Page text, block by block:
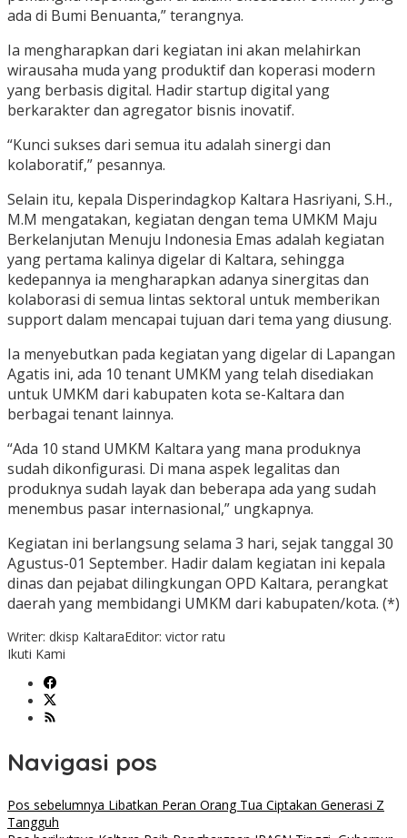
ada di Bumi Benuanta,” terangnya.
Ia mengharapkan dari kegiatan ini akan melahirkan
wirausaha muda yang produktif dan koperasi modern
yang berbasis digital. Hadir startup digital yang
berkarakter dan agregator bisnis inovatif.
“Kunci sukses dari semua itu adalah sinergi dan
kolaboratif,” pesannya.
Selain itu, kepala Disperindagkop Kaltara Hasriyani, S.H.,
M.M mengatakan, kegiatan dengan tema UMKM Maju
Berkelanjutan Menuju Indonesia Emas adalah kegiatan
yang pertama kalinya digelar di Kaltara, sehingga
kedepannya ia mengharapkan adanya sinergitas dan
kolaborasi di semua lintas sektoral untuk memberikan
support dalam mencapai tujuan dari tema yang diusung.
Ia menyebutkan pada kegiatan yang digelar di Lapangan
Agatis ini, ada 10 tenant UMKM yang telah disediakan
untuk UMKM dari kabupaten kota se-Kaltara dan
berbagai tenant lainnya.
“Ada 10 stand UMKM Kaltara yang mana produknya
sudah dikonfigurasi. Di mana aspek legalitas dan
produknya sudah layak dan beberapa ada yang sudah
menembus pasar internasional,” ungkapnya.
Kegiatan ini berlangsung selama 3 hari, sejak tanggal 30
Agustus-01 September. Hadir dalam kegiatan ini kepala
dinas dan pejabat dilingkungan OPD Kaltara, perangkat
daerah yang membidangi UMKM dari kabupaten/kota. (*)
Writer: dkisp KaltaraEditor: victor ratu
Ikuti Kami
Navigasi pos
Pos sebelumnya Libatkan Peran Orang Tua Ciptakan Generasi Z
Tangguh